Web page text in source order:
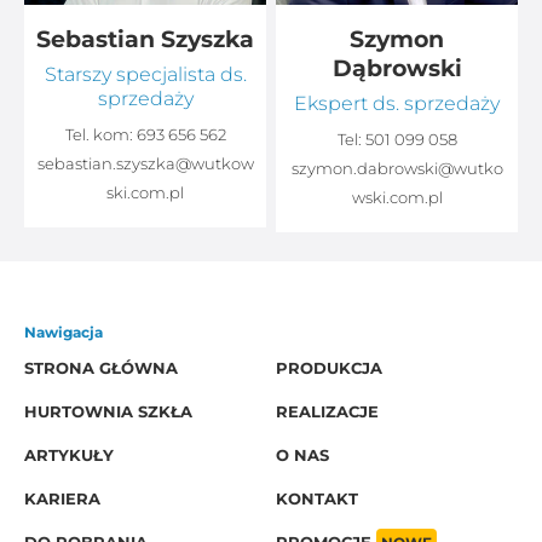
Sebastian Szyszka
Starszy specjalista ds.
sprzedaży
Tel. kom: 693 656 562
sebastian.szyszka@wutkow
ski.com.pl
Szymon
Dąbrowski
Ekspert ds. sprzedaży
Tel: 501 099 058
szymon.dabrowski@wutko
wski.com.pl
Nawigacja
STRONA GŁÓWNA
PRODUKCJA
HURTOWNIA SZKŁA REALIZACJE
ARTYKUŁY O NAS
KARIERA KONTAKT